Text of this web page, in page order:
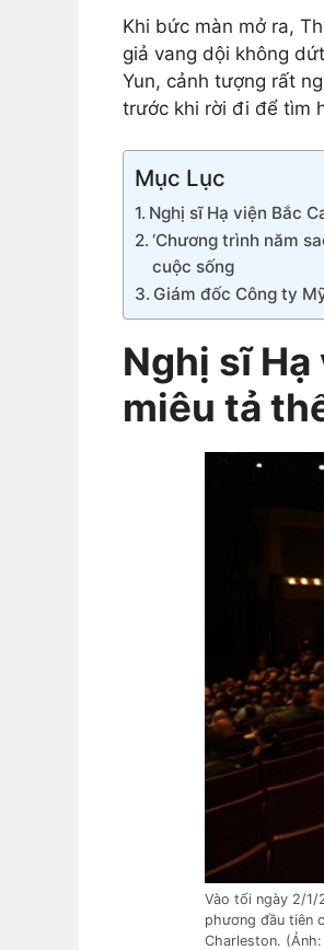
Khi bức màn mở ra,
giả vang dội không
Yun, cảnh tượng rất
trước khi rời đi để tìm
Mục Lục
Nghị sĩ Hạ viện Bắc
‘Chương trình năm
cuộc sống
Giám đốc Công ty
Nghị sĩ Hạ
miêu tả
Vào tối ngày 2/1/
phương đầu tiên
Charleston.